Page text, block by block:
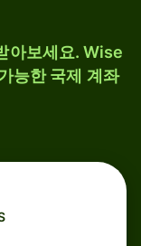
아보세요. Wise
능한 국제 계좌